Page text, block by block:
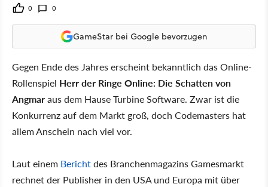
0 0
GameStar bei Google bevorzugen
Gegen Ende des Jahres erscheint bekanntlich das Online-
Rollenspiel Herr der Ringe Online: Die Schatten von
Angmaraus dem Hause Turbine Software. Zwar ist die
Konkurrenz auf dem Markt groß, doch Codemasters hat
allem Anschein nach viel vor.
Laut einem Berichtdes Branchenmagazins Gamesmarkt
rechnet der Publisher in den USA und Europa mit über